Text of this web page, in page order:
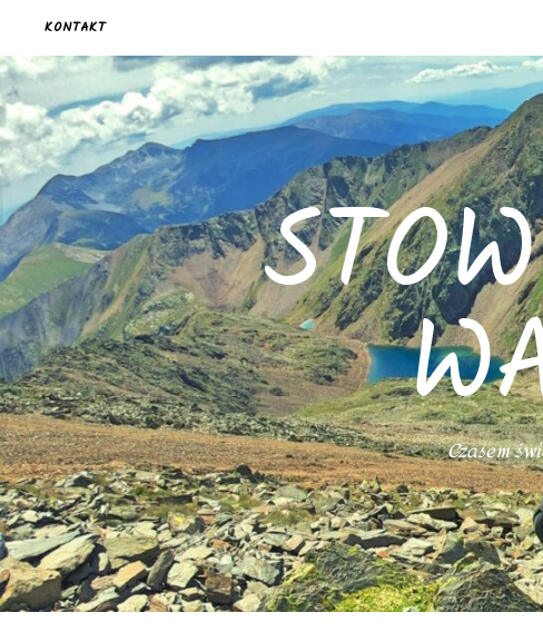
KONTAKT
Czasem